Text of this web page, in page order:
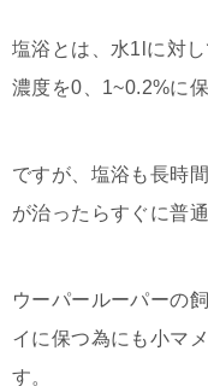
塩浴とは、水1lに対
濃度を0、1~0.2%に
ですが、塩浴も長時
が治ったらすぐに普
ウーパールーパーの
イに保つ為にも小マ
す。